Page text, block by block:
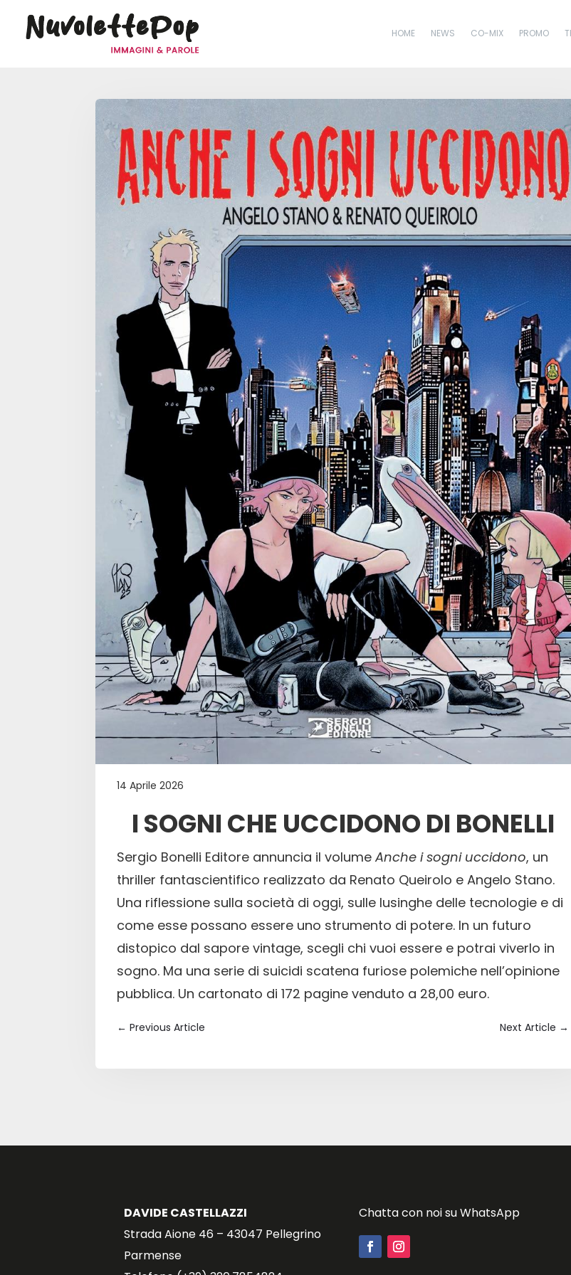
HOME NEWS CO-MIX PROMO
14 Aprile 2026
I SOGNI CHE UCCIDONO DI BONELLI
Sergio Bonelli Editore annuncia il volumeAnche i sogni uccidono, un
thriller fantascientifico realizzato da Renato Queirolo e Angelo Stano.
Una riflessione sulla società di oggi, sulle lusinghe delle tecnologie e di
come esse possano essere uno strumento di potere. In un futuro
distopico dal sapore vintage, scegli chi vuoi essere e potrai viverlo in
sogno. Ma una serie di suicidi scatena furiose polemiche nell’opinione
pubblica. Un cartonato di 172 pagine venduto a 28,00 euro.
←Previous Article Next Article →
DAVIDE CASTELLAZZI
Strada Aione 46 – 43047 Pellegrino
Parmense
Chatta con noi su WhatsApp